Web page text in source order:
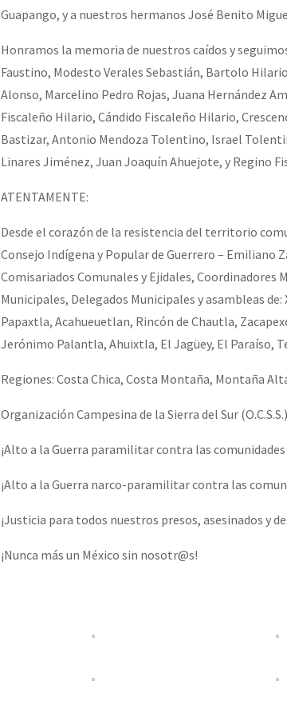
Guapango, y a nuestros hermanos José Benito
Honramos la memoria de nuestros caídos y
Faustino, Modesto Verales Sebastián, Bartolo
Alonso, Marcelino Pedro Rojas, Juana Hernández
Fiscaleño Hilario, Cándido Fiscaleño Hilario,
Bastizar, Antonio Mendoza Tolentino, Israel
Linares Jiménez, Juan Joaquín Ahuejote, y Regino
ATENTAMENTE:
Desde el corazón de la resistencia del territorio
Consejo Indígena y Popular de Guerrero – Emiliano
Comisariados Comunales y Ejidales, Coordinadores
Municipales, Delegados Municipales y asambleas
Papaxtla, Acahueuetlan, Rincón de Chautla,
Jerónimo Palantla, Ahuixtla, El Jagüey, El Paraíso,
Regiones: Costa Chica, Costa Montaña, Montaña
Organización Campesina de la Sierra del Sur
¡Alto a la Guerra paramilitar contra las
¡Alto a la Guerra narco-paramilitar contra las
¡Justicia para todos nuestros presos, asesinados y
¡Nunca más un México sin nosotr@s!